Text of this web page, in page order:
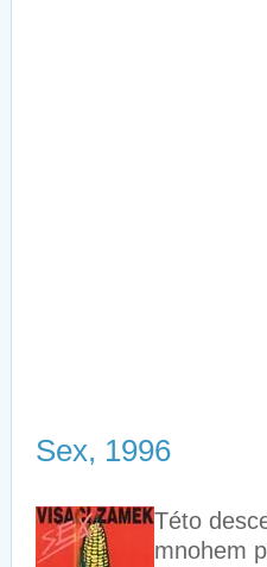
Sex, 1996
Této
mnohem